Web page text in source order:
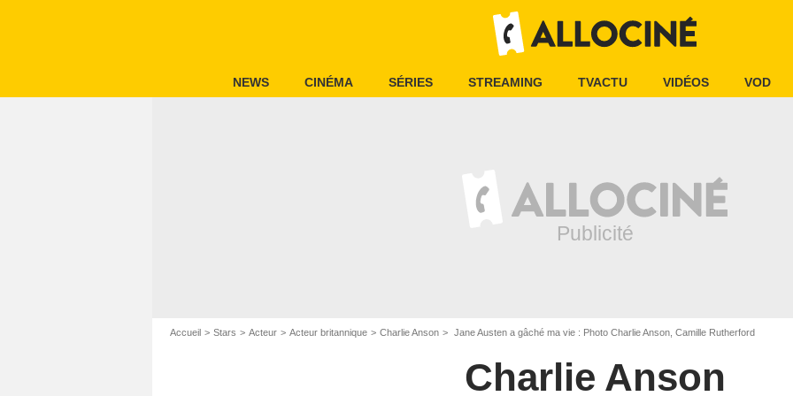
NEWS CINÉMA SÉRIES STREAMING TVACTU VIDÉOS VOD
Accueil Stars Acteur Acteur britannique Charlie Anson Jane Austen a gâché ma vie : Photo Charlie Anson, Camille Rutherford
Charlie Anson